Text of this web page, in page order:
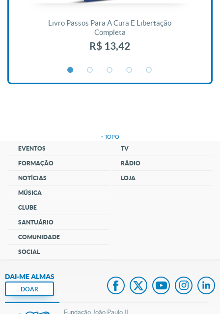
Livro Passos Para A Cura E Libertação
Completa
R$ 13,42
↑ TOPO
EVENTOS
FORMAÇÃO
NOTÍCIAS
MÚSICA
CLUBE
SANTUÁRIO
COMUNIDADE
SOCIAL
TV
RÁDIO
LOJA
DAI-ME ALMAS
DOAR
Fundação João Paulo II